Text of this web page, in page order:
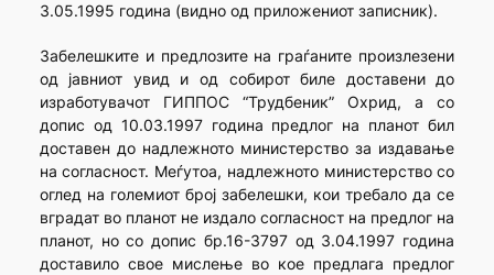
3.05.1995 година (видно од приложениот записник).
Забелешките и предлозите на граѓаните произлезени
од јавниот увид и од собирот биле доставени до
изработувачот ГИППОС “Трудбеник” Охрид, а со
допис од 10.03.1997 година предлог на планот бил
доставен до надлежното министерство за издавање
на согласност. Меѓутоа, надлежното министерство со
оглед на големиот број забелешки, кои требало да се
вградат во планот не издало согласност на предлог на
планот, но со допис бр.16-3797 од 3.04.1997 година
доставило свое мислење во кое предлага предлог